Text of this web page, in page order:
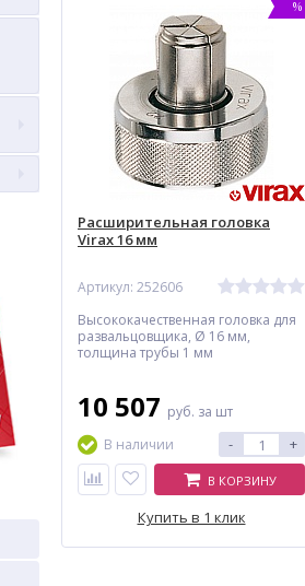
%
Раcширительная головка
Virax 16 мм
Артикул: 252606
Высококачественная головка для
развальцовщика, Ø 16 мм,
толщина трубы 1 мм
10 507 руб. за шт
В наличии
- +
В КОРЗИНУ
Купить в 1 клик